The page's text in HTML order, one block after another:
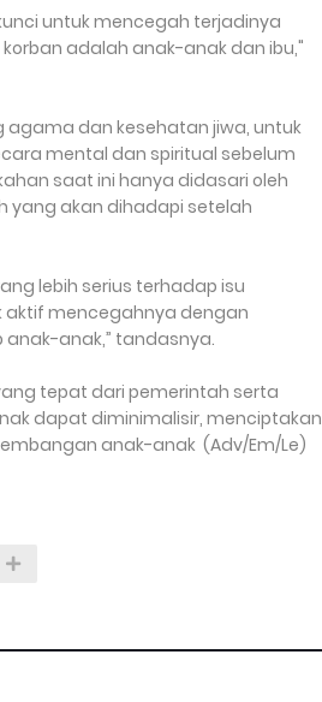
untuk mencegah terjadinya
adalah anak-anak dan ibu,"
dan kesehatan jiwa, untuk
mental dan spiritual sebelum
saat ini hanya didasari oleh
akan dihadapi setelah
lebih serius terhadap isu
aktif mencegahnya dengan
anak,” tandasnya.
tepat dari pemerintah serta
dapat diminimalisir, menciptakan
anak-anak (Adv/Em/Le)